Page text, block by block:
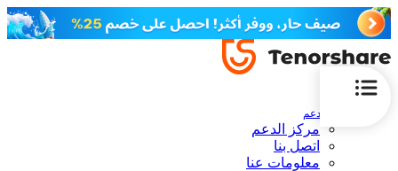
الدعم
مركز الدعم
اتصل بنا
معلومات عنا